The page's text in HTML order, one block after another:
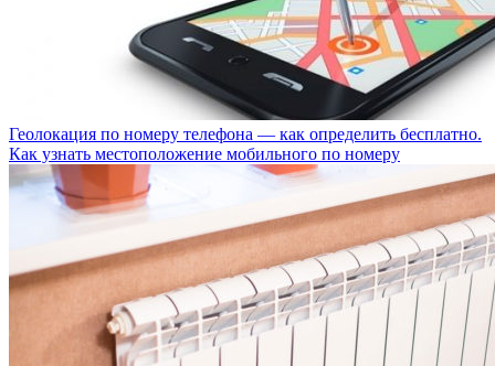
Геолокация по номеру телефона — как определить бесплатно.
Как узнать местоположение мобильного по номеру